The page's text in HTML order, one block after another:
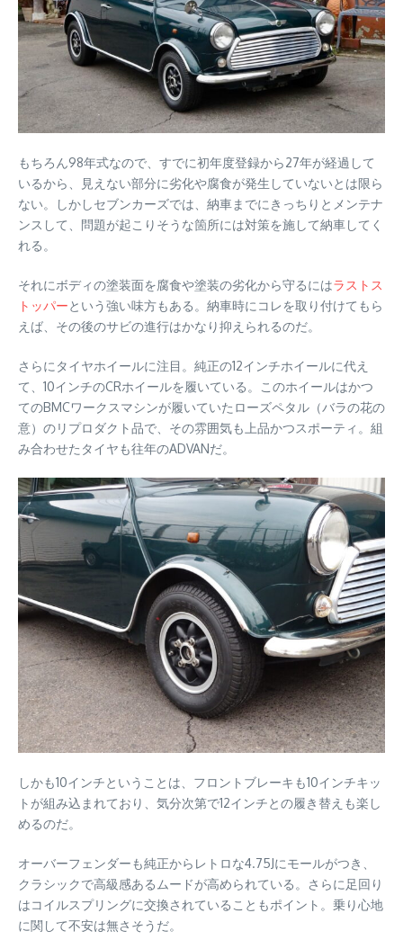
もちろん98年式なので、すでに初年度登録から27年が経過して
いるから、見えない部分に劣化や腐食が発生していないとは限ら
ない。しかしセブンカーズでは、納車までにきっちりとメンテナ
ンスして、問題が起こりそうな箇所には対策を施して納車してく
れる。
それにボディの塗装面を腐食や塗装の劣化から守るにはラストス
トッパーという強い味方もある。納車時にコレを取り付けてもら
えば、その後のサビの進行はかなり抑えられるのだ。
さらにタイヤホイールに注目。純正の12インチホイールに代え
て、10インチのCRホイールを履いている。このホイールはかつ
てのBMCワークスマシンが履いていたローズペタル（バラの花の
意）のリプロダクト品で、その雰囲気も上品かつスポーティ。組
み合わせたタイヤも往年のADVANだ。
しかも10インチということは、フロントブレーキも10インチキッ
トが組み込まれており、気分次第で12インチとの履き替えも楽し
めるのだ。
オーバーフェンダーも純正からレトロな4.75Jにモールがつき、
クラシックで高級感あるムードが高められている。さらに足回り
はコイルスプリングに交換されていることもポイント。乗り心地
に関して不安は無さそうだ。